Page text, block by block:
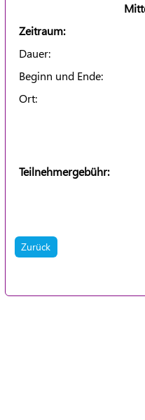
Zeitraum:
Dauer:
Beginn und Ende:
Ort:
Teilnehmergebühr:
Zurück